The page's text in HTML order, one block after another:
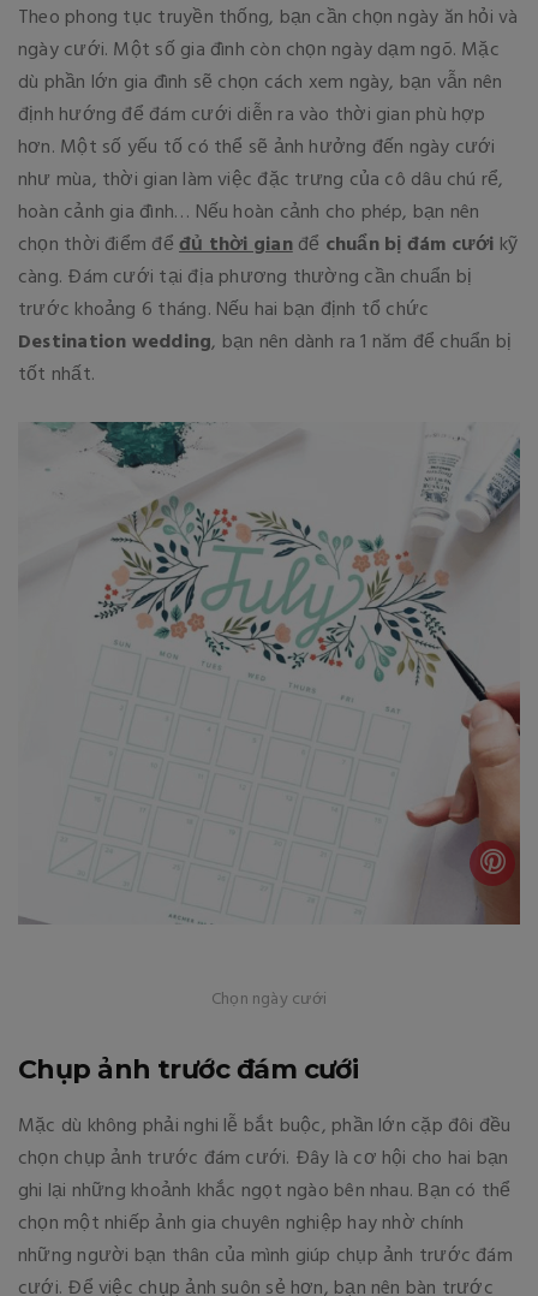
Theo phong tục truyền thống, bạn cần chọn ngày ăn hỏi và
ngày cưới. Một số gia đình còn chọn ngày dạm ngõ. Mặc
dù phần lớn gia đình sẽ chọn cách xem ngày, bạn vẫn nên
định hướng để đám cưới diễn ra vào thời gian phù hợp
hơn. Một số yếu tố có thể sẽ ảnh hưởng đến ngày cưới
như mùa, thời gian làm việc đặc trưng của cô dâu chú rể,
hoàn cảnh gia đình… Nếu hoàn cảnh cho phép, bạn nên
chọn thời điểm đểđủ thời gianđể chuẩn bị đám cưới kỹ
càng. Đám cưới tại địa phương thường cần chuẩn bị
trước khoảng 6 tháng. Nếu hai bạn định tổ chức
Destination wedding, bạn nên dành ra 1 năm để chuẩn bị
tốt nhất.
Chọn ngày cưới
Chụp ảnh trước đám cưới
Mặc dù không phải nghi lễ bắt buộc, phần lớn cặp đôi đều
chọn chụp ảnh trước đám cưới. Đây là cơ hội cho hai bạn
ghi lại những khoảnh khắc ngọt ngào bên nhau. Bạn có thể
chọn một nhiếp ảnh gia chuyên nghiệp hay nhờ chính
những người bạn thân của mình giúp chụp ảnh trước đám
cưới. Để việc chụp ảnh suôn sẻ hơn, bạn nên bàn trước